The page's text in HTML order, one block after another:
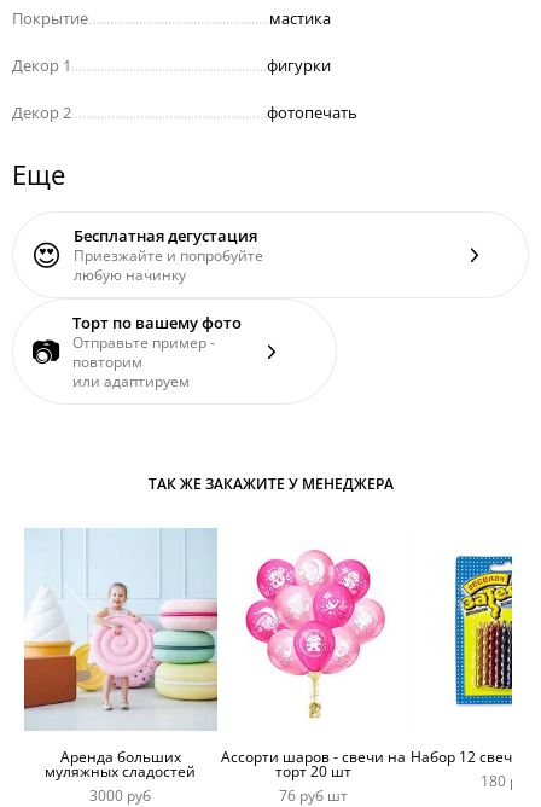
Покрытие мастика
Декор 1 фигурки
Декор 2 фотопечать
Еще
😍 Бесплатная дегустация
Приезжайте и попробуйте
любую начинку
📷
Торт по вашему фото
Отправьте пример -
повторим
или адаптируем
ТАК ЖЕ ЗАКАЖИТЕ У МЕНЕДЖЕРА
Аренда больших
муляжных сладостей
3000 руб
Ассорти шаров - свечи на
торт 20 шт
76 руб шт
Набор 12 свечей
180 руб